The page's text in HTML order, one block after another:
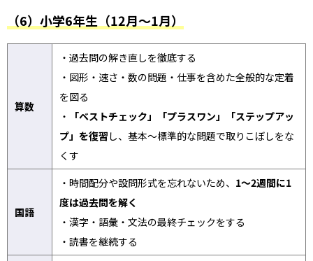
（6）小学6年生（12月～1月）
算数
・過去問の解き直しを徹底する
・図形・速さ・数の問題・仕事を含めた全般的な定着
を図る
・
「ベストチェック」「プラスワン」「ステップアッ
プ」を復習 し、基本～標準的な問題で取りこぼしをな
くす
国語
・時間配分や設問形式を忘れないため、 1～2週間に1
度は過去問を解く
・漢字・語彙・文法の最終チェックをする
・読書を継続する